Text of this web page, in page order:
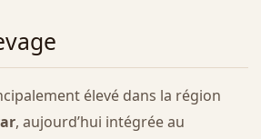
élevé dans la région
, aujourd’hui intégrée au